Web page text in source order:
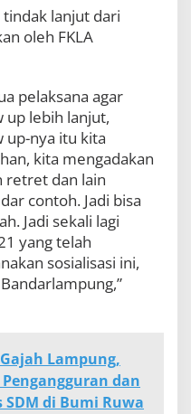
lanjut dari
oleh FKLA
pelaksana agar
up lebih lanjut,
up-nya itu kita
kita mengadakan
retret dan lain
contoh. Jadi bisa
Jadi sekali lagi
yang telah
sosialisasi ini,
Lampung,
dan
di Bumi Ruwa